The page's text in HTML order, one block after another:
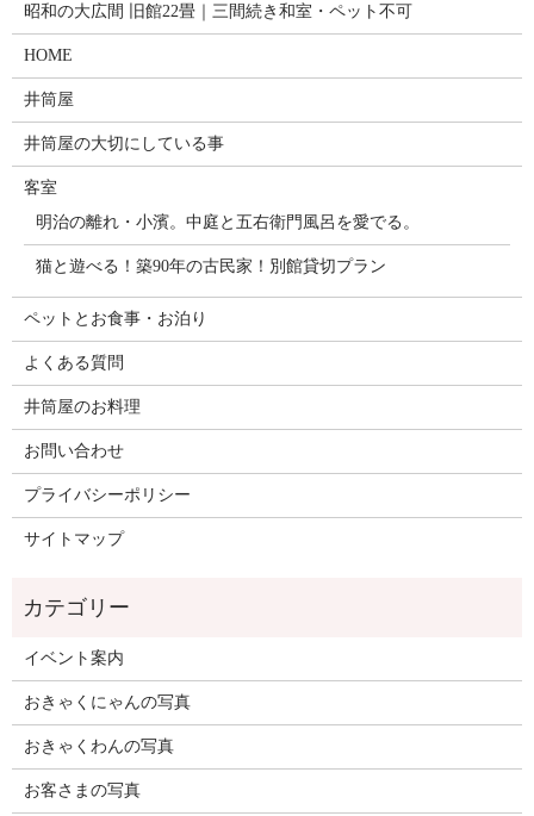
昭和の大広間 旧館22畳｜三間続き和室・ペット不可
HOME
井筒屋
井筒屋の大切にしている事
客室
明治の離れ・小濱。中庭と五右衛門風呂を愛でる。
猫と遊べる！築90年の古民家！別館貸切プラン
ペットとお食事・お泊り
よくある質問
井筒屋のお料理
お問い合わせ
プライバシーポリシー
サイトマップ
イベント案内
おきゃくにゃんの写真
おきゃくわんの写真
お客さまの写真